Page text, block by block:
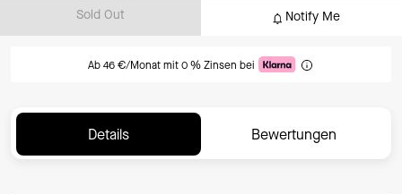
Sold Out Notify Me
Ab 46 €/Monat mit 0 % Zinsen bei
Details Bewertungen